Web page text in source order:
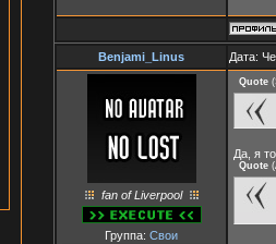
Benjami_Linus Дата:
fan of Liverpool
Группа: Свои
Quote (
Да, я
Quote (